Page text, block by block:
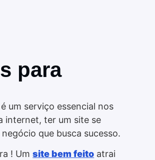
para
é um serviço essencial nos
internet, ter um site se
que busca sucesso.
! Umsite bem feito atrai